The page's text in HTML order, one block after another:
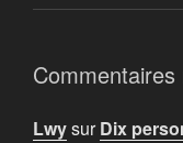
Commentaires
LwysurDix